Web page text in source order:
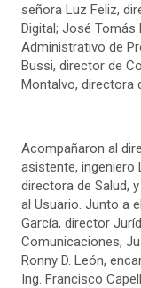
señora Luz Feliz,
Digital; José Tomás
Administrativo de
Bussi, director de
Montalvo, directora
Acompañaron al
asistente, ingeniero
directora de Salud,
al Usuario. Junto a
García, director
Comunicaciones,
Ronny D. León,
Ing. Francisco